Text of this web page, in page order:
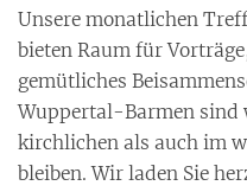
Unsere monatlichen
bieten Raum für
gemütliches
Wuppertal-Barmen sind
kirchlichen als auch im
bleiben. Wir laden Sie